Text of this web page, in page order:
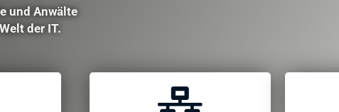
und Anwälte
der IT.